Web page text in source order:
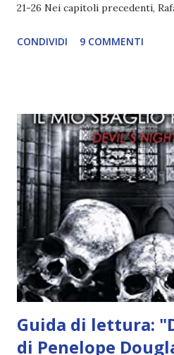
21-26 Nei capitoli precedenti,
incontrano e Hesediel mostra
angelo puro, Elemiah. Ma, a
l'angelo non ha intenzione di
per avvertili che Mikael non è
credono e che potrebbe aver
Rafael. A quelle parole, Haniel
nell'appartamento, senza
chiesetta. Lì trovano Rafael alle
ma questa volta ...
CONDIVIDI 9 COMMENTI
Guida di lettura:
di Penelope